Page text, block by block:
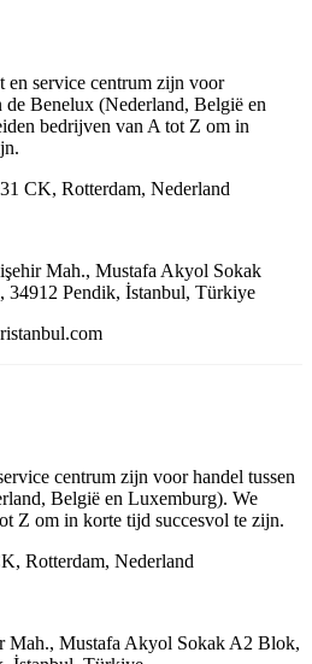
en service centrum zijn voor
de Benelux (Nederland, België en
bedrijven van A tot Z om in
CK, Rotterdam, Nederland
Mah., Mustafa Akyol Sokak
Pendik, İstanbul, Türkiye
centrum zijn voor handel tussen
België en Luxemburg). We
Z om in korte tijd succesvol te zijn.
Rotterdam, Nederland
Mah., Mustafa Akyol Sokak A2 Blok,